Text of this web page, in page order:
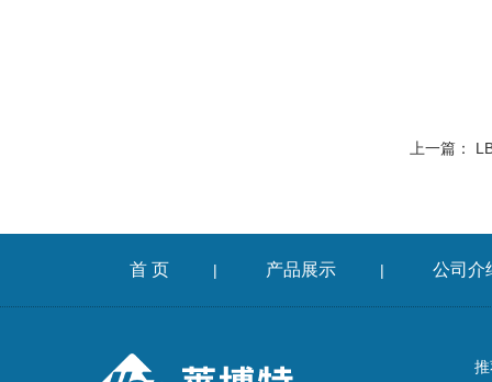
上一篇：
首 页 | 产品展示 | 公司介